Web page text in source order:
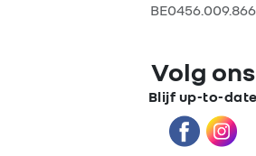
BE0456.009.866
Volg ons
Blijf up-to-date